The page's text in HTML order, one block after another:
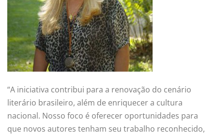
“A iniciativa contribui para a renovação do cenário
literário brasileiro, além de enriquecer a cultura
nacional. Nosso foco é oferecer oportunidades para
que novos autores tenham seu trabalho reconhecido,